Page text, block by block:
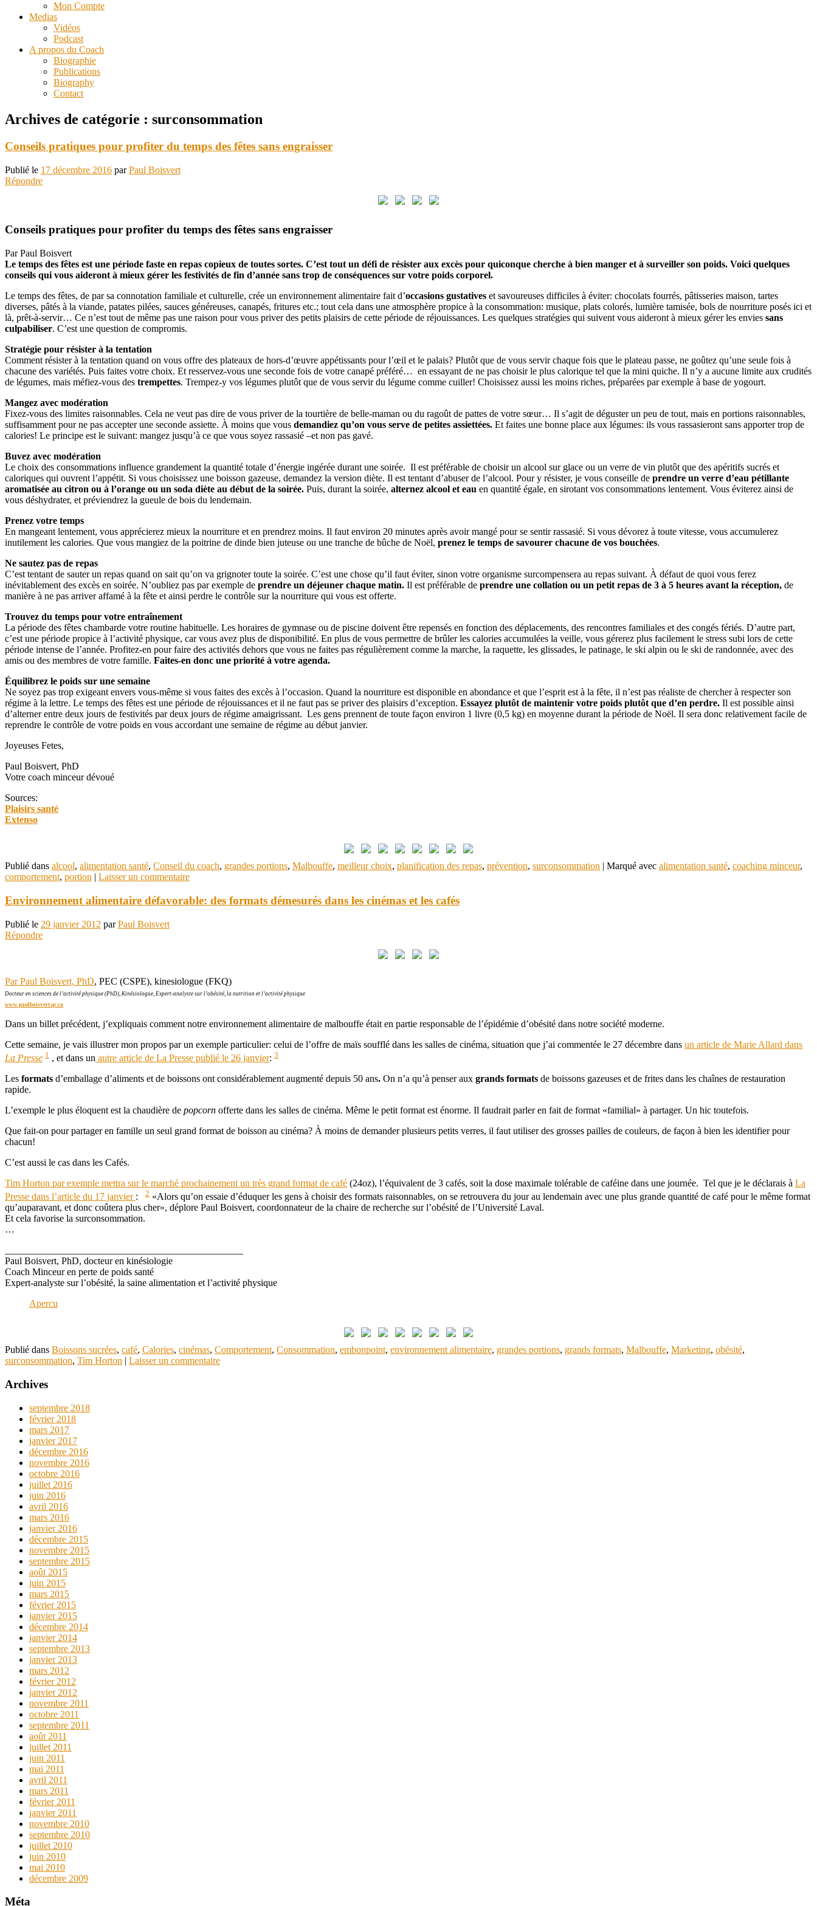
Mon Compte
Medias
Vidéos
Podcast
A propos du Coach
Biographie
Publications
Biography
Contact
Archives de catégorie : surconsommation
Conseils pratiques pour profiter du temps des fêtes sans engraisser
Publié le 17 décembre 2016 parPaul Boisvert
Répondre
Conseils pratiques pour profiter du temps des fêtes sans engraisser
Par Paul Boisvert
Le temps des fêtes est une période faste en repas copieux de toutes sortes. C’est tout un défi de résister aux excès pour quiconque cherche à bien manger et à surveiller son poids. Voici quelques
conseils qui vous aideront à mieux gérer les festivités de fin d’année sans trop de conséquences sur votre poids corporel.
Le temps des fêtes, de par sa connotation familiale et culturelle, crée un environnement alimentaire fait d’occasions gustatives et savoureuses difficiles à éviter: chocolats fourrés, pâtisseries maison, tartes
diverses, pâtés à la viande, patates pilées, sauces généreuses, canapés, fritures etc.; tout cela dans une atmosphère propice à la consommation: musique, plats colorés, lumière tamisée, bols de nourriture posés ici et
là, prêt-à-servir… Ce n’est tout de même pas une raison pour vous priver des petits plaisirs de cette période de réjouissances. Les quelques stratégies qui suivent vous aideront à mieux gérer les envies sans
culpabiliser. C’est une question de compromis.
Stratégie pour résister à la tentation
Comment résister à la tentation quand on vous offre des plateaux de hors-d’œuvre appétissants pour l’œil et le palais? Plutôt que de vous servir chaque fois que le plateau passe, ne goûtez qu’une seule fois à
chacune des variétés. Puis faites votre choix. Et resservez-vous une seconde fois de votre canapé préféré… en essayant de ne pas choisir le plus calorique tel que la mini quiche. Il n’y a aucune limite aux crudités
de légumes, mais méfiez-vous des trempettes. Trempez-y vos légumes plutôt que de vous servir du légume comme cuiller! Choisissez aussi les moins riches, préparées par exemple à base de yogourt.
Mangez avec modération
Fixez-vous des limites raisonnables. Cela ne veut pas dire de vous priver de la tourtière de belle-maman ou du ragoût de pattes de votre sœur… Il s’agit de déguster un peu de tout, mais en portions raisonnables,
suffisamment pour ne pas accepter une seconde assiette. À moins que vous demandiez qu’on vous serve de petites assiettées. Et faites une bonne place aux légumes: ils vous rassasieront sans apporter trop de
calories! Le principe est le suivant: mangez jusqu’à ce que vous soyez rassasié –et non pas gavé.
Buvez avec modération
Le choix des consommations influence grandement la quantité totale d’énergie ingérée durant une soirée. Il est préférable de choisir un alcool sur glace ou un verre de vin plutôt que des apéritifs sucrés et
caloriques qui ouvrent l’appétit. Si vous choisissez une boisson gazeuse, demandez la version diète. Il est tentant d’abuser de l’alcool. Pour y résister, je vous conseille de prendre un verre d’eau pétillante
aromatisée au citron ou à l’orange ou un soda diète au début de la soirée. Puis, durant la soirée, alternez alcool et eau en quantité égale, en sirotant vos consommations lentement. Vous éviterez ainsi de
vous déshydrater, et préviendrez la gueule de bois du lendemain.
Prenez votre temps
En mangeant lentement, vous apprécierez mieux la nourriture et en prendrez moins. Il faut environ 20 minutes après avoir mangé pour se sentir rassasié. Si vous dévorez à toute vitesse, vous accumulerez
inutilement les calories. Que vous mangiez de la poitrine de dinde bien juteuse ou une tranche de bûche de Noël, prenez le temps de savourer chacune de vos bouchées.
Ne sautez pas de repas
C’est tentant de sauter un repas quand on sait qu’on va grignoter toute la soirée. C’est une chose qu’il faut éviter, sinon votre organisme surcompensera au repas suivant. À défaut de quoi vous ferez
inévitablement des excès en soirée. N’oubliez pas par exemple de prendre un déjeuner chaque matin. Il est préférable de prendre une collation ou un petit repas de 3 à 5 heures avant la réception, de
manière à ne pas arriver affamé à la fête et ainsi perdre le contrôle sur la nourriture qui vous est offerte.
Trouvez du temps pour votre entraînement
La période des fêtes chambarde votre routine habituelle. Les horaires de gymnase ou de piscine doivent être repensés en fonction des déplacements, des rencontres familiales et des congés fériés. D’autre part,
c’est une période propice à l’activité physique, car vous avez plus de disponibilité. En plus de vous permettre de brûler les calories accumulées la veille, vous gérerez plus facilement le stress subi lors de cette
période intense de l’année. Profitez-en pour faire des activités dehors que vous ne faites pas régulièrement comme la marche, la raquette, les glissades, le patinage, le ski alpin ou le ski de randonnée, avec des
amis ou des membres de votre famille. Faites-en donc une priorité à votre agenda.
Équilibrez le poids sur une semaine
Ne soyez pas trop exigeant envers vous-même si vous faites des excès à l’occasion. Quand la nourriture est disponible en abondance et que l’esprit est à la fête, il n’est pas réaliste de chercher à respecter son
régime à la lettre. Le temps des fêtes est une période de réjouissances et il ne faut pas se priver des plaisirs d’exception. Essayez plutôt de maintenir votre poids plutôt que d’en perdre. Il est possible ainsi
d’alterner entre deux jours de festivités par deux jours de régime amaigrissant. Les gens prennent de toute façon environ 1 livre (0,5 kg) en moyenne durant la période de Noël. Il sera donc relativement facile de
reprendre le contrôle de votre poids en vous accordant une semaine de régime au début janvier.
Joyeuses Fetes,
Paul Boisvert, PhD
Votre coach minceur dévoué
Sources:
Plaisirs santé
Extenso
Publié dans alcool, alimentation santé, Conseil du coach, grandes portions, Malbouffe, meilleur choix, planification des repas, prévention, surconsommation | Marqué avec alimentation santé, coaching minceur,
comportement, portion | Laisser un commentaire
Environnement alimentaire défavorable: des formats démesurés dans les cinémas et les cafés
Publié le 29 janvier 2012 parPaul Boisvert
Répondre
Par Paul Boisvert, PhD, PEC (CSPE), kinesiologue (FKQ)
Docteur en sciences de l’activité physique (PhD), Kinésiologue, Expert-analyste sur l’obésité, la nutrition et l’activité physique
www.paulboisvert.qc.ca
Dans un billet précédent, j’expliquais comment notre environnement alimentaire de malbouffe était en partie responsable de l’épidémie d’obésité dans notre société moderne.
Cette semaine, je vais illustrer mon propos par un exemple particulier: celui de l’offre de maïs soufflé dans les salles de cinéma, situation que j’ai commentée le 27 décembre dans un article de Marie Allard dans
La Presse 1 , et dans un autre article de La Presse publié le 26 janvier: 3
Les formats d’emballage d’aliments et de boissons ont considérablement augmenté depuis 50 ans. On n’a qu’à penser aux grands formats de boissons gazeuses et de frites dans les chaînes de restauration
rapide.
L’exemple le plus éloquent est la chaudière de popcorn offerte dans les salles de cinéma. Même le petit format est énorme. Il faudrait parler en fait de format «familial» à partager. Un hic toutefois.
Que fait-on pour partager en famille un seul grand format de boisson au cinéma? À moins de demander plusieurs petits verres, il faut utiliser des grosses pailles de couleurs, de façon à bien les identifier pour
chacun!
C’est aussi le cas dans les Cafés.
Tim Horton par exemple mettra sur le marché prochainement un très grand format de café (24oz), l’équivalent de 3 cafés, soit la dose maximale tolérable de caféine dans une journée. Tel que je le déclarais à La
Presse dans l’article du 17 janvier : 2 «Alors qu’on essaie d’éduquer les gens à choisir des formats raisonnables, on se retrouvera du jour au lendemain avec une plus grande quantité de café pour le même format
qu’auparavant, et donc coûtera plus cher», déplore Paul Boisvert, coordonnateur de la chaire de recherche sur l’obésité de l’Université Laval.
Et cela favorise la surconsommation.
…
Paul Boisvert, PhD, docteur en kinésiologie
Coach Minceur en perte de poids santé
Expert-analyste sur l’obésité, la saine alimentation et l’activité physique
Apercu
Publié dans Boissons sucrées, café, Calories, cinémas, Comportement, Consommation, embonpoint, environnement alimentaire, grandes portions, grands formats, Malbouffe, Marketing, obésité,
surconsommation, Tim Horton | Laisser un commentaire
Archives
septembre 2018
février 2018
mars 2017
janvier 2017
décembre 2016
novembre 2016
octobre 2016
juillet 2016
juin 2016
avril 2016
mars 2016
janvier 2016
décembre 2015
novembre 2015
septembre 2015
août 2015
juin 2015
mars 2015
février 2015
janvier 2015
décembre 2014
janvier 2014
septembre 2013
janvier 2013
mars 2012
février 2012
janvier 2012
novembre 2011
octobre 2011
septembre 2011
août 2011
juillet 2011
juin 2011
mai 2011
avril 2011
mars 2011
février 2011
janvier 2011
novembre 2010
septembre 2010
juillet 2010
juin 2010
mai 2010
décembre 2009
Méta